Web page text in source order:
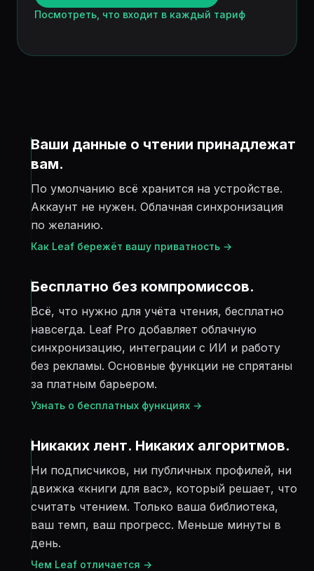
Посмотреть, что входит в каждый тариф
Ваши данные о чтении принадлежат
вам.
По умолчанию всё хранится на устройстве.
Аккаунт не нужен. Облачная синхронизация
по желанию.
Как Leaf бережёт вашу приватность →
Бесплатно без компромиссов.
Всё, что нужно для учёта чтения, бесплатно
навсегда. Leaf Pro добавляет облачную
синхронизацию, интеграции с ИИ и работу
без рекламы. Основные функции не спрятаны
за платным барьером.
Узнать о бесплатных функциях →
Никаких лент. Никаких алгоритмов.
Ни подписчиков, ни публичных профилей, ни
движка «книги для вас», который решает, что
считать чтением. Только ваша библиотека,
ваш темп, ваш прогресс. Меньше минуты в
день.
Чем Leaf отличается →